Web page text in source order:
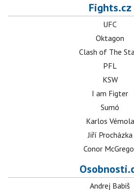
Fights.cz
UFC
Oktagon
Clash of The
PFL
KSW
I am Figter
Sumó
Karlos Vémola
Jiří Procházka
Conor
Andrej Babiš